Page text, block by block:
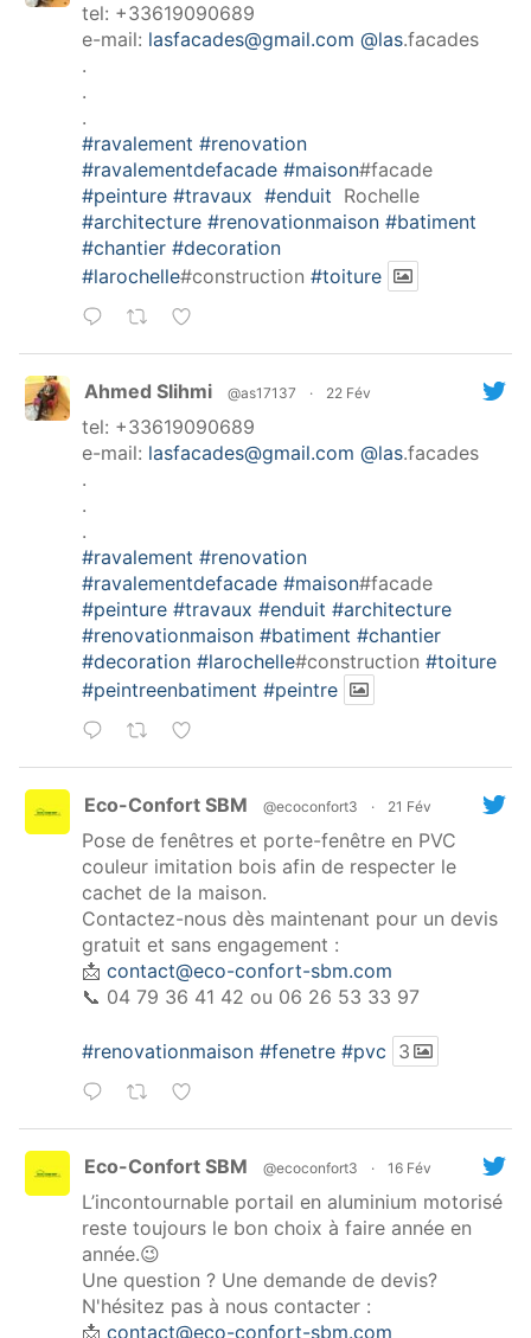
tel: +33619090689
e-mail: lasfacades@gmail.com @las.facades
.
.
.
#ravalement #renovation
#ravalementdefacade #maison#facade
#peinture #travaux #enduit Rochelle
#architecture #renovationmaison #batiment
#chantier #decoration
#larochelle#construction #toiture
Ahmed Slihmi @as17137 · 22 Fév
tel: +33619090689
e-mail: lasfacades@gmail.com @las.facades
.
.
.
#ravalement #renovation
#ravalementdefacade #maison#facade
#peinture #travaux #enduit #architecture
#renovationmaison #batiment #chantier
#decoration #larochelle#construction #toiture
#peintreenbatiment #peintre
Eco-Confort SBM @ecoconfort3 · 21 Fév
Pose de fenêtres et porte-fenêtre en PVC
couleur imitation bois afin de respecter le
cachet de la maison.
Contactez-nous dès maintenant pour un devis
gratuit et sans engagement :
📩 contact@eco-confort-sbm.com
📞 04 79 36 41 42 ou 06 26 53 33 97
#renovationmaison #fenetre #pvc 3
Eco-Confort SBM @ecoconfort3 · 16 Fév
L’incontournable portail en aluminium motorisé
reste toujours le bon choix à faire année en
année.😉
Une question ? Une demande de devis?
N'hésitez pas à nous contacter :
📩 contact@eco-confort-sbm.com